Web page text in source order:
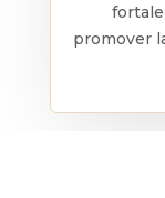
promover